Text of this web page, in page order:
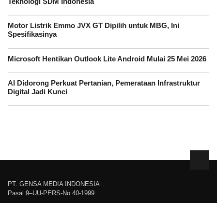
Motor Listrik Emmo JVX GT Dipilih untuk MBG, Ini
Spesifikasinya
Microsoft Hentikan Outlook Lite Android Mulai 25 Mei 2026
AI Didorong Perkuat Pertanian, Pemerataan Infrastruktur
Digital Jadi Kunci
PT. GENSA MEDIA INDONESIA
Pasal 9–UU-PERS-No.40-1999